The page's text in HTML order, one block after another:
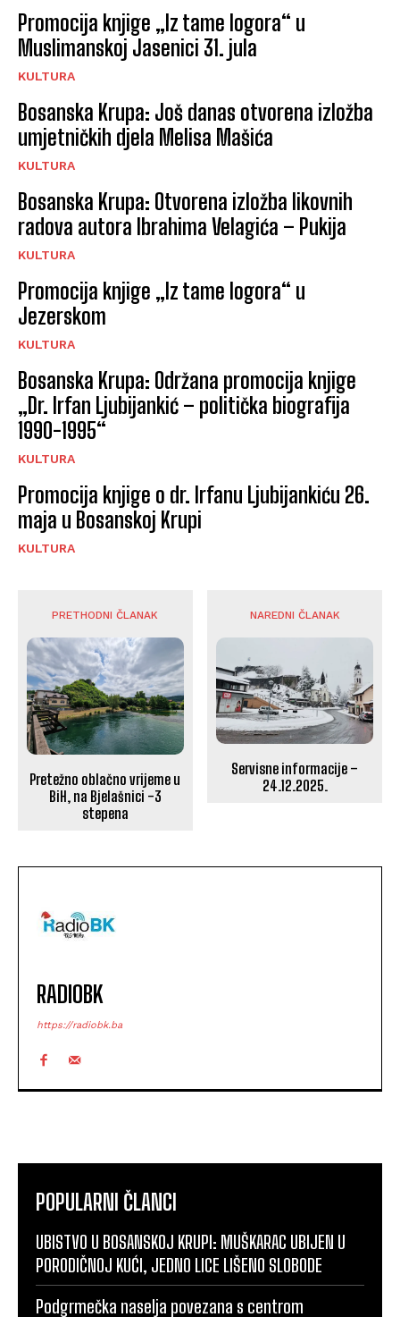
Promocija knjige „Iz tame logora“ u
Muslimanskoj Jasenici 31. jula
KULTURA
Bosanska Krupa: Još danas otvorena izložba
umjetničkih djela Melisa Mašića
KULTURA
Bosanska Krupa: Otvorena izložba likovnih
radova autora Ibrahima Velagića – Pukija
KULTURA
Promocija knjige „Iz tame logora“ u
Jezerskom
KULTURA
Bosanska Krupa: Održana promocija knjige
„Dr. Irfan Ljubijankić – politička biografija
1990-1995“
KULTURA
Promocija knjige o dr. Irfanu Ljubijankiću 26.
maja u Bosanskoj Krupi
KULTURA
PRETHODNI ČLANAK
Pretežno oblačno vrijeme u
BiH, na Bjelašnici -3
stepena
NAREDNI ČLANAK
Servisne informacije –
24.12.2025.
RADIOBK
https://radiobk.ba
POPULARNI ČLANCI
UBISTVO U BOSANSKOJ KRUPI: MUŠKARAC UBIJEN U
PORODIČNOJ KUĆI, JEDNO LICE LIŠENO SLOBODE
Podgrmečka naselja povezana s centrom